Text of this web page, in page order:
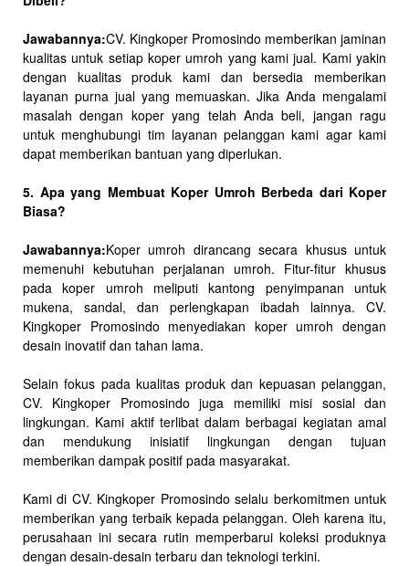
Jawabannya:CV. Kingkoper Promosindo memberikan jaminan
kualitas untuk setiap koper umroh yang kami jual. Kami yakin
dengan kualitas produk kami dan bersedia memberikan
layanan purna jual yang memuaskan. Jika Anda mengalami
masalah dengan koper yang telah Anda beli, jangan ragu
untuk menghubungi tim layanan pelanggan kami agar kami
dapat memberikan bantuan yang diperlukan.
5. Apa yang Membuat Koper Umroh Berbeda dari Koper
Biasa?
Jawabannya:Koper umroh dirancang secara khusus untuk
memenuhi kebutuhan perjalanan umroh. Fitur-fitur khusus
pada koper umroh meliputi kantong penyimpanan untuk
mukena, sandal, dan perlengkapan ibadah lainnya. CV.
Kingkoper Promosindo menyediakan koper umroh dengan
desain inovatif dan tahan lama.
Selain fokus pada kualitas produk dan kepuasan pelanggan,
CV. Kingkoper Promosindo juga memiliki misi sosial dan
lingkungan. Kami aktif terlibat dalam berbagai kegiatan amal
dan mendukung inisiatif lingkungan dengan tujuan
memberikan dampak positif pada masyarakat.
Kami di CV. Kingkoper Promosindo selalu berkomitmen untuk
memberikan yang terbaik kepada pelanggan. Oleh karena itu,
perusahaan ini secara rutin memperbarui koleksi produknya
dengan desain-desain terbaru dan teknologi terkini.